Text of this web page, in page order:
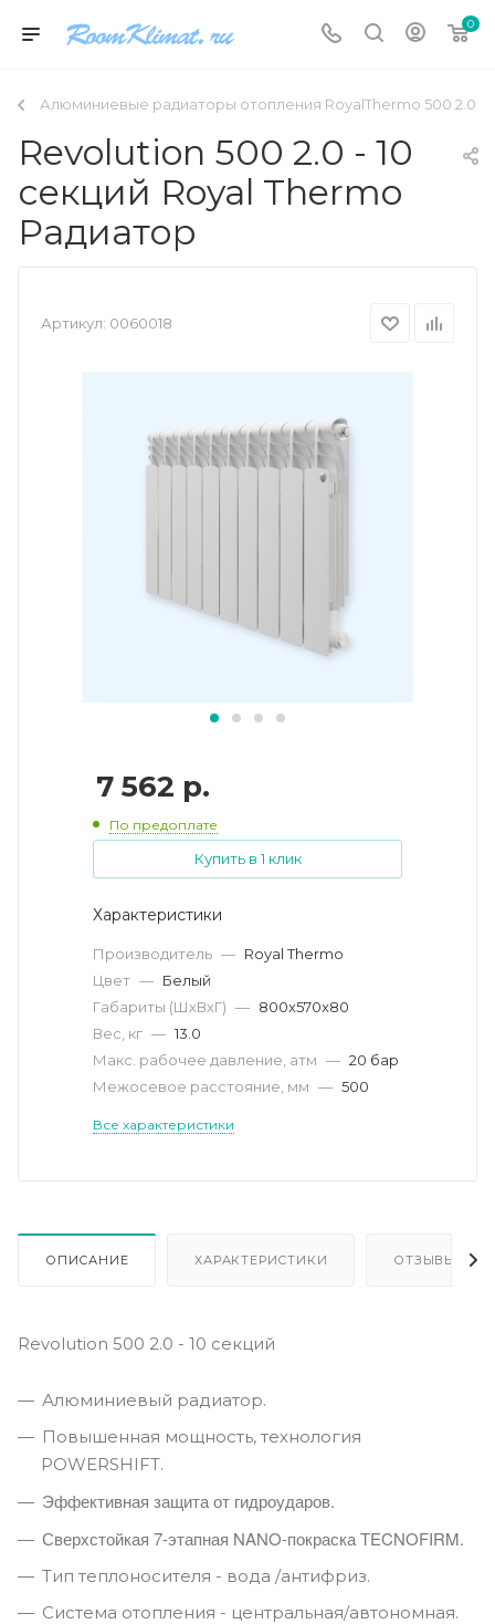
0
Алюминиевые радиаторы отопления RoyalThermo 500 2.0
Revolution 500 2.0 - 10
секций Royal Thermo
Радиатор
Артикул: 0060018
7 562 р.
По предоплате
Купить в 1 клик
Характеристики
Производитель — Royal Thermo
Цвет — Белый
Габариты (ШхВхГ) — 800x570x80
Вес, кг — 13.0
Макс. рабочее давление, атм — 20 бар
Межосевое расстояние, мм — 500
Все характеристики
ОПИСАНИЕ ХАРАКТЕРИСТИКИ ОТЗЫВЫ
Revolution 500 2.0 - 10 секций
Алюминиевый радиатор.
Повышенная мощность, технология
POWERSHIFT.
Эффективная защита от гидроударов.
Сверхстойкая 7-этапная NANO-покраска TECNOFIRM.
Тип теплоносителя - вода /антифриз.
Система отопления - центральная/автономная.